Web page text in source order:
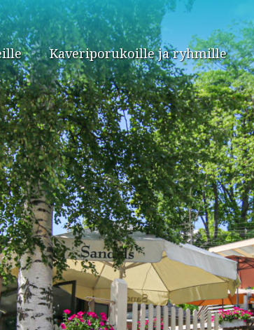
Kaveriporukoille ja ryhmille